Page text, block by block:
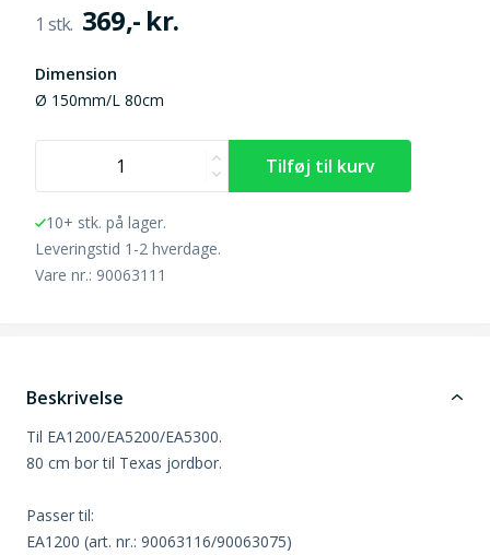
369,- kr.
Dimension
Ø 150mm/L 80cm
10+ stk. på lager.
Leveringstid 1-2 hverdage.
Vare nr.: 90063111
Beskrivelse
Til EA1200/EA5200/EA5300.
80 cm bor til Texas jordbor.
Passer til:
EA1200 (art. nr.: 90063116/90063075)